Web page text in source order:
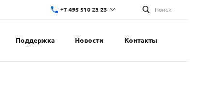
+7 495 510 23 23 Поиск
Поддержка Новости Контакты